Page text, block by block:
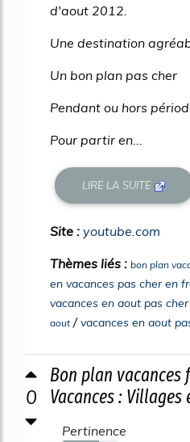
d'aout 2012.
Une destination
Un bon plan pas cher
Pendant ou hors
Pour partir en...
LIRE LA SUITE
Site : youtube.com
Thèmes liés : bon plan
en vacances pas cher en
vacances en aout pas cher
aout/vacances en aout
0
Bon plan vacances
Vacances : Villages
Pertinence